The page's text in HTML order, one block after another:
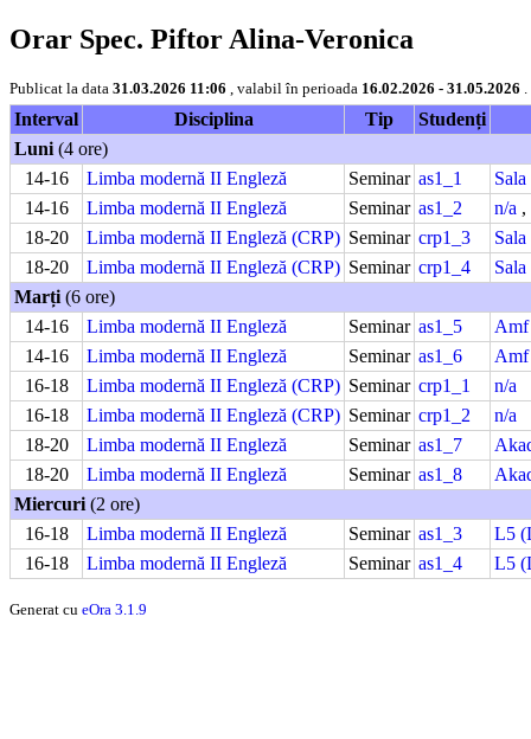
Orar Spec. Piftor Alina-Veronica
Publicat la data 31.03.2026 11:06 , valabil în perioada 16.02.2026 - 31.05.2026
Interval Disciplina Tip
Studenți
Luni (4 ore)
14-16
Limba modernă II Engleză Seminar as1_1
14-16
Limba modernă II Engleză Seminar as1_2 n/a ,
18-20
Limba modernă II Engleză (CRP) Seminar crp1_3
18-20
Limba modernă II Engleză (CRP) Seminar crp1_4
Marți (6 ore)
14-16
Limba modernă II Engleză Seminar as1_5
14-16
Limba modernă II Engleză Seminar as1_6
16-18
Limba modernă II Engleză (CRP) Seminar crp1_1
n/a
16-18
Limba modernă II Engleză (CRP) Seminar crp1_2
n/a
18-20
Limba modernă II Engleză Seminar as1_7
18-20
Limba modernă II Engleză Seminar as1_8
Miercuri (2 ore)
16-18
Limba modernă II Engleză Seminar as1_3
L5
16-18
Limba modernă II Engleză Seminar as1_4 L5
Generat cu eOra 3.1.9